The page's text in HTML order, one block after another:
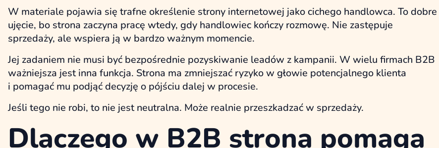
W materiale pojawia się trafne określenie strony internetowej jako cichego handlowca. To dobre
ujęcie, bo strona zaczyna pracę wtedy, gdy handlowiec kończy rozmowę. Nie zastępuje
sprzedaży, ale wspiera ją w bardzo ważnym momencie.
Jej zadaniem nie musi być bezpośrednie pozyskiwanie leadów z kampanii. W wielu firmach B2B
ważniejsza jest inna funkcja. Strona ma zmniejszać ryzyko w głowie potencjalnego klienta
i pomagać mu podjąć decyzję o pójściu dalej w procesie.
Jeśli tego nie robi, to nie jest neutralna. Może realnie przeszkadzać w sprzedaży.
Dlaczego w B2B strona pomaga